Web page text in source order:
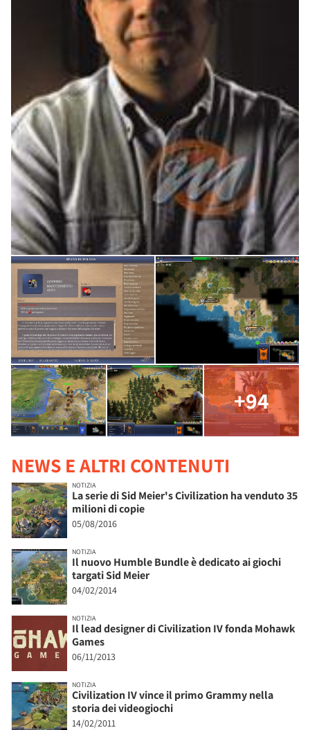
+94
NEWS E ALTRI CONTENUTI
NOTIZIA
La serie di Sid Meier's Civilization ha venduto 35
milioni di copie
05/08/2016
NOTIZIA
Il nuovo Humble Bundle è dedicato ai giochi
targati Sid Meier
04/02/2014
NOTIZIA
Il lead designer di Civilization IV fonda Mohawk
Games
06/11/2013
NOTIZIA
Civilization IV vince il primo Grammy nella
storia dei videogiochi
14/02/2011